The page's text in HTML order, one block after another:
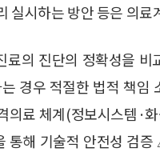
실시하는 방안 등은 의료
의 진단의 정확성을
경우 적절한 법적 책
료 체계(정보시스템·
통해 기술적 안전성 검